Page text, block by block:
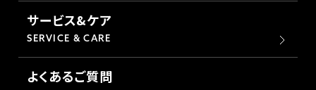
サービス&ケア
SERVICE & CARE
よくあるご質問